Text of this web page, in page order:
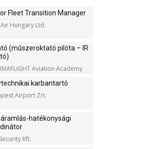
Fleet Transition Manager
Hungary Ltd.
(műszeroktató pilóta – IR
Aviation Academy
karbantartó
Airport Zrt.
hatékonysági
Kft.